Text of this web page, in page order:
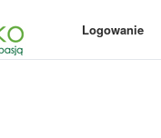
Logowanie